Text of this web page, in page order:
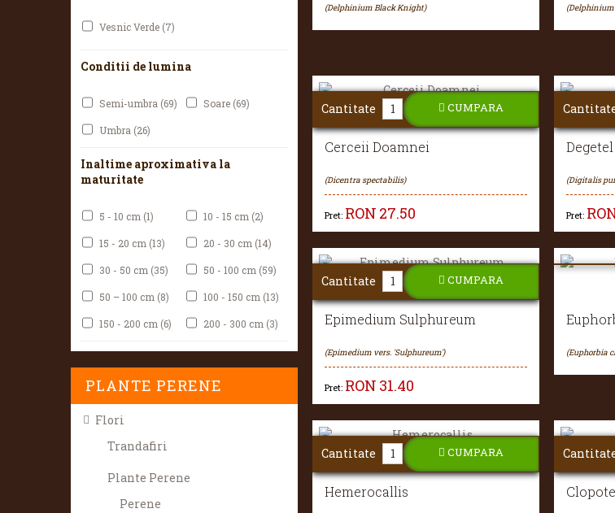
Vesnic Verde (7)
Conditii de lumina
Semi-umbra (69) Soare(69)
Umbra (26)
Inaltime aproximativa la
maturitate
5 - 10 cm (1) 10 - 15 cm(2)
15 - 20 cm (13) 20 - 30 cm(14)
30 - 50 cm (35) 50 - 100 cm(59)
50 – 100 cm (8) 100 - 150 cm(13)
150 - 200 cm (6) 200 - 300 cm(3)
PLANTE PERENE
Flori
Trandafiri
Plante Perene
Perene
(Delphinium Black Knight) (Delphinium
Cerceii Doamnei
(Dicentra spectabilis)
Pret: RON 27.50
Cantitate CUMPARA
(Digitalis
Pret:
Epimedium Sulphureum
(Epimedium vers. 'Sulphureum')
Pret: RON 31.40
Cantitate CUMPARA
(Euphorbia
Hemerocallis
Cantitate CUMPARA